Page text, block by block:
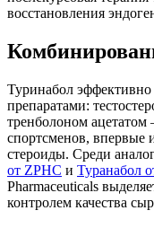
восстановления
Туринабол
препаратами:
тренболоном
спортсменов, впервые
стероиды. Среди
от ZPHC и Туранабол
Pharmaceuticals
контролем качества